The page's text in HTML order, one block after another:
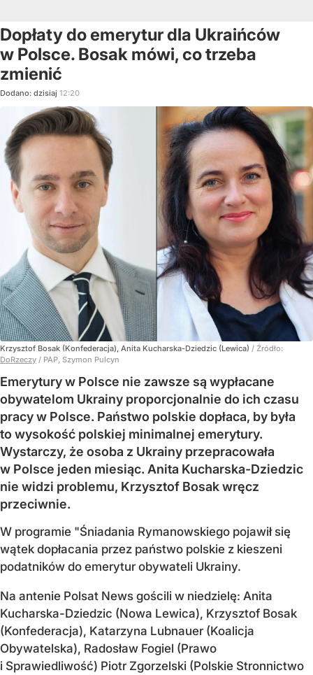
Dopłaty do emerytur dla Ukraińców
w Polsce. Bosak mówi, co trzeba
zmienić
Dodano: dzisiaj 12:20
Krzysztof Bosak (Konfederacja), Anita Kucharska-Dziedzic (Lewica) / Źródło:
DoRzeczy / PAP, Szymon Pulcyn
Emerytury w Polsce nie zawsze są wypłacane
obywatelom Ukrainy proporcjonalnie do ich czasu
pracy w Polsce. Państwo polskie dopłaca, by była
to wysokość polskiej minimalnej emerytury.
Wystarczy, że osoba z Ukrainy przepracowała
w Polsce jeden miesiąc. Anita Kucharska-Dziedzic
nie widzi problemu, Krzysztof Bosak wręcz
przeciwnie.
W programie "Śniadania Rymanowskiego pojawił się
wątek dopłacania przez państwo polskie z kieszeni
podatników do emerytur obywateli Ukrainy.
Na antenie Polsat News gościli w niedzielę: Anita
Kucharska-Dziedzic (Nowa Lewica), Krzysztof Bosak
(Konfederacja), Katarzyna Lubnauer (Koalicja
Obywatelska), Radosław Fogiel (Prawo
i Sprawiedliwość) Piotr Zgorzelski (Polskie Stronnictwo